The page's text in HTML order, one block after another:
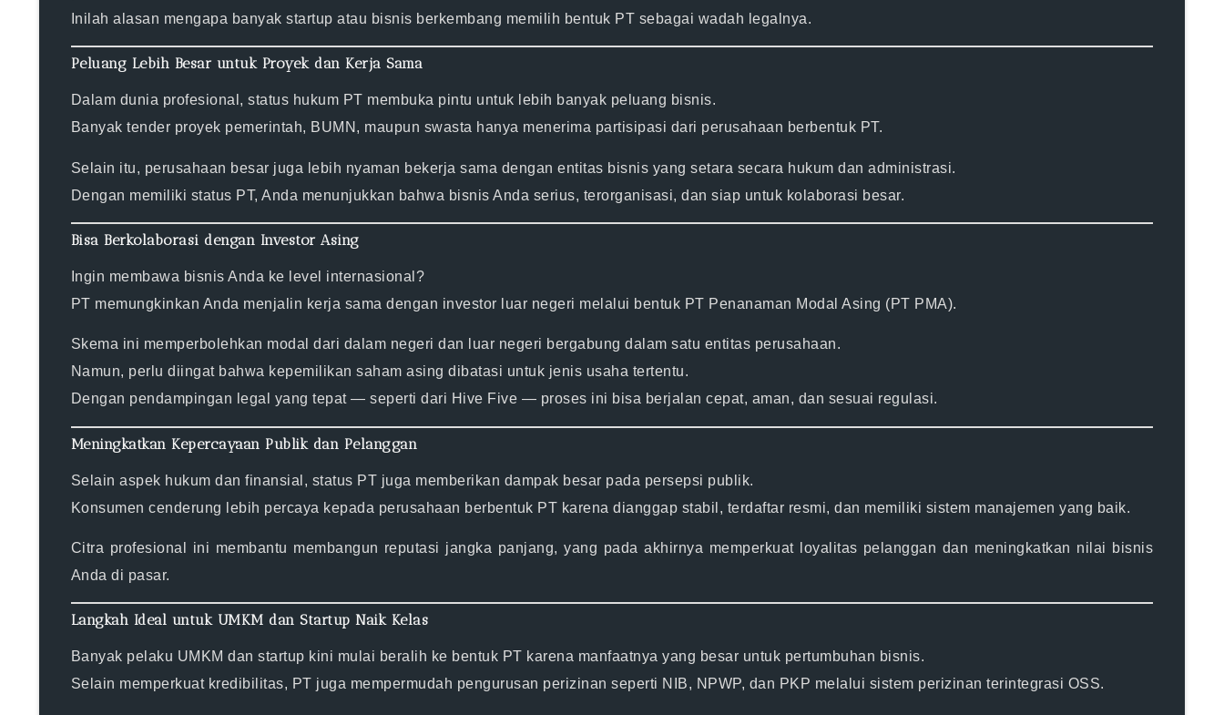
Inilah alasan mengapa banyak startup atau bisnis berkembang memilih bentuk PT sebagai wadah legalnya.
Peluang Lebih Besar untuk Proyek dan Kerja Sama
Dalam dunia profesional, status hukum PT membuka pintu untuk lebih banyak peluang bisnis.
Banyak tender proyek pemerintah, BUMN, maupun swasta hanya menerima partisipasi dari perusahaan berbentuk PT.
Selain itu, perusahaan besar juga lebih nyaman bekerja sama dengan entitas bisnis yang setara secara hukum dan administrasi.
Dengan memiliki status PT, Anda menunjukkan bahwa bisnis Anda serius, terorganisasi, dan siap untuk kolaborasi besar.
Bisa Berkolaborasi dengan Investor Asing
Ingin membawa bisnis Anda ke level internasional?
PT memungkinkan Anda menjalin kerja sama dengan investor luar negeri melalui bentuk PT Penanaman Modal Asing (PT PMA).
Skema ini memperbolehkan modal dari dalam negeri dan luar negeri bergabung dalam satu entitas perusahaan.
Namun, perlu diingat bahwa kepemilikan saham asing dibatasi untuk jenis usaha tertentu.
Dengan pendampingan legal yang tepat — seperti dari Hive Five — proses ini bisa berjalan cepat, aman, dan sesuai regulasi.
Meningkatkan Kepercayaan Publik dan Pelanggan
Selain aspek hukum dan finansial, status PT juga memberikan dampak besar pada persepsi publik.
Konsumen cenderung lebih percaya kepada perusahaan berbentuk PT karena dianggap stabil, terdaftar resmi, dan memiliki sistem manajemen yang baik.
Citra profesional ini membantu membangun reputasi jangka panjang, yang pada akhirnya memperkuat loyalitas pelanggan dan meningkatkan nilai bisnis
Anda di pasar.
Langkah Ideal untuk UMKM dan Startup Naik Kelas
Banyak pelaku UMKM dan startup kini mulai beralih ke bentuk PT karena manfaatnya yang besar untuk pertumbuhan bisnis.
Selain memperkuat kredibilitas, PT juga mempermudah pengurusan perizinan seperti NIB, NPWP, dan PKP melalui sistem perizinan terintegrasi OSS.